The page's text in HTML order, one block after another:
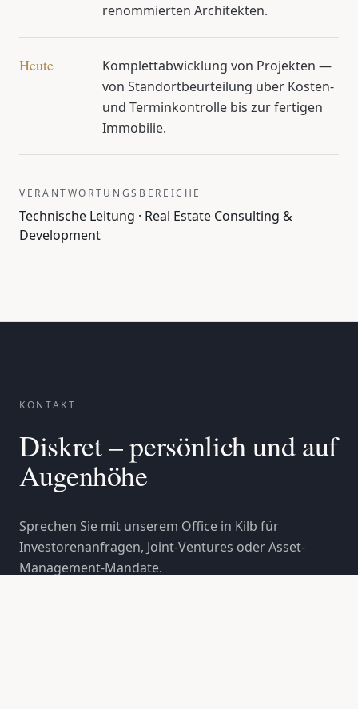
renommierten Architekten.
Heute
Komplettabwicklung von Projekten —
von Standortbeurteilung über Kosten-
und Terminkontrolle bis zur fertigen
Immobilie.
VERANTWORTUNGSBEREICHE
Technische Leitung · Real Estate Consulting &
Development
KONTAKT
Diskret – persönlich und auf
Augenhöhe
Sprechen Sie mit unserem Office in Kilb für
Investorenanfragen, Joint-Ventures oder Asset-
Management-Mandate.